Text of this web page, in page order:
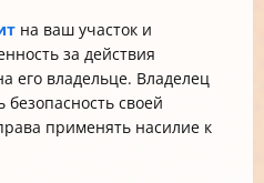
на ваш участок и
за действия
его владельце. Владелец
безопасность своей
применять насилие к